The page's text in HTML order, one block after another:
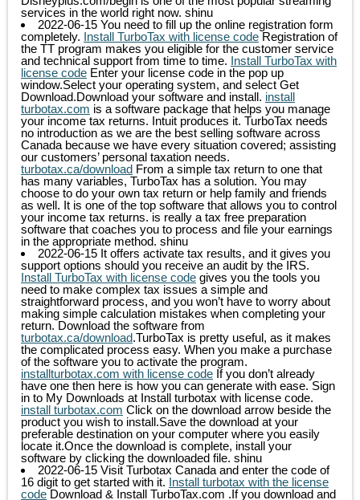
services in the world right now. shinu
2022-06-15 You need to fill up the online registration form
completely. Install TurboTax with license code Registration of
the TT program makes you eligible for the customer service
and technical support from time to time. Install TurboTax with
license code Enter your license code in the pop up
window.Select your operating system, and select Get
Download.Download your software and install. install
turbotax.com is a software package that helps you manage
your income tax returns. Intuit produces it. TurboTax needs
no introduction as we are the best selling software across
Canada because we have every situation covered; assisting
our customers’ personal taxation needs.
turbotax.ca/download From a simple tax return to one that
has many variables, TurboTax has a solution. You may
choose to do your own tax return or help family and friends
as well. It is one of the top software that allows you to control
your income tax returns. is really a tax free preparation
software that coaches you to process and file your earnings
in the appropriate method. shinu
2022-06-15 It offers activate tax results, and it gives you
support options should you receive an audit by the IRS.
Install TurboTax with license code gives you the tools you
need to make complex tax issues a simple and
straightforward process, and you won’t have to worry about
making simple calculation mistakes when completing your
return. Download the software from
turbotax.ca/download.TurboTax is pretty useful, as it makes
the complicated process easy. When you make a purchase
of the software you to activate the program.
installturbotax.com with license code If you don’t already
have one then here is how you can generate with ease. Sign
in to My Downloads at Install turbotax with license code.
install turbotax.com Click on the download arrow beside the
product you wish to install.Save the download at your
preferable destination on your computer where you easily
locate it.Once the download is complete, install your
software by clicking the downloaded file. shinu
2022-06-15 Visit Turbotax Canada and enter the code of
16 digit to get started with it. Install turbotax with the license
code Download & Install TurboTax.com .If you download and